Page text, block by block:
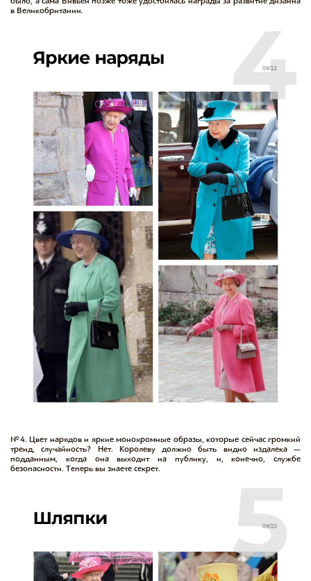
в Великобритании.
№4. Цвет нарядов и яркие монохромные образы, которые сейчас громкий
тренд, случайность? Нет. Королеву должно быть видно издалека —
подданным, когда она выходит на публику, и, конечно, службе
безопасности. Теперь вы знаете секрет.